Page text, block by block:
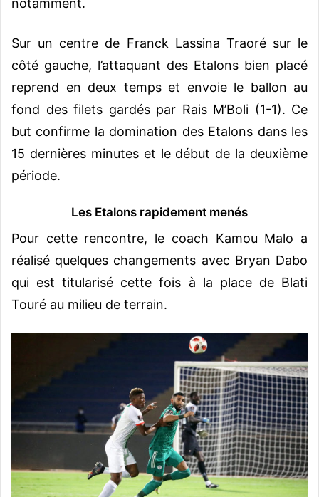
notamment.
Sur un centre de Franck Lassina Traoré sur le
côté gauche, l’attaquant des Etalons bien placé
reprend en deux temps et envoie le ballon au
fond des filets gardés par Rais M’Boli (1-1). Ce
but confirme la domination des Etalons dans les
15 dernières minutes et le début de la deuxième
période.
Les Etalons rapidement menés
Pour cette rencontre, le coach Kamou Malo a
réalisé quelques changements avec Bryan Dabo
qui est titularisé cette fois à la place de Blati
Touré au milieu de terrain.